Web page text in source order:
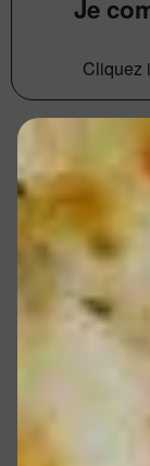
Je
Cliquez